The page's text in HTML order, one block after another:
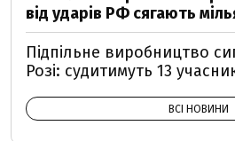
від ударів РФ сягають
Підпільне виробництво
Розі: судитимуть 13
ВСІ НОВИНИ